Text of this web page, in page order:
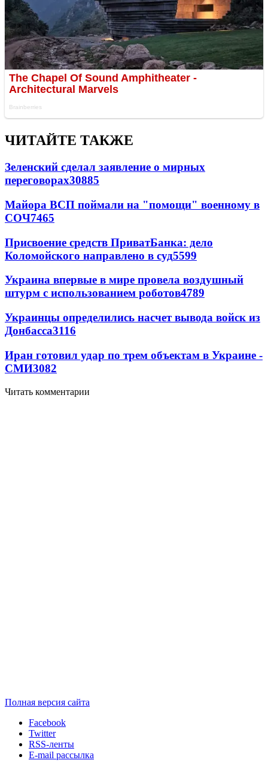
ЧИТАЙТЕ ТАКЖЕ
Зеленский сделал заявление о мирных
переговорах30885
Майора ВСП поймали на "помощи" военному в
СОЧ7465
Присвоение средств ПриватБанка: дело
Коломойского направлено в суд5599
Украина впервые в мире провела воздушный
штурм с использованием роботов4789
Украинцы определились насчет вывода войск из
Донбасса3116
Иран готовил удар по трем объектам в Украине -
СМИ3082
Читать комментарии
Полная версия сайта
Facebook
Twitter
RSS-ленты
E-mail рассылка